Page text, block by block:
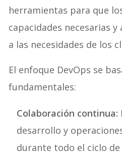
herramientas para que
capacidades necesarias
a las necesidades de los
El enfoque DevOps se
fundamentales:
Colaboración continua:
desarrollo y
durante todo el ciclo